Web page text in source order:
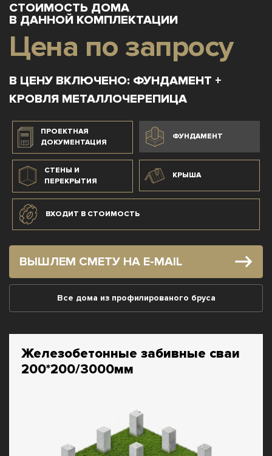
СТОИМОСТЬ ДОМА
В ДАННОЙ КОМПЛЕКТАЦИИ
Цена по запросу
В ЦЕНУ ВКЛЮЧЕНО: ФУНДАМЕНТ +
КРОВЛЯ МЕТАЛЛОЧЕРЕПИЦА
ПРОЕКТНАЯ
ДОКУМЕНТАЦИЯ
ФУНДАМЕНТ
СТЕНЫ И
ПЕРЕКРЫТИЯ
КРЫША
ВХОДИТ В СТОИМОСТЬ
ВЫШЛЕМ СМЕТУ НА E-MAIL
Все дома из профилированого бруса
Железобетонные забивные сваи
200*200/3000мм